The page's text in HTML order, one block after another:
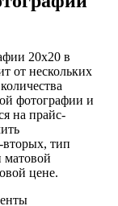
20х20 в
от нескольких
фотографии и
на прайс-
тип
матовой
цене.